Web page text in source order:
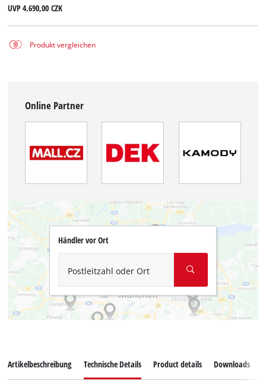
UVP4.690,00 CZK
Produkt vergleichen
Online Partner
Händler vor Ort
Postleitzahl oder Ort
Artikelbeschreibung Technische Details Product details Downloads